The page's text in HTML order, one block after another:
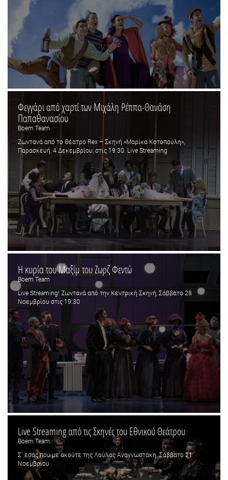
Φεγγάρι από χαρτί των Μιχάλη Ρέππα-Θανάση
Παπαθανασίου
Boem Team
Ζωντανά από το Θέατρο Rex – Σκηνή «Μαρίκα Κοτοπούλη»,
Παρασκευή, 4 Δεκεμβρίου, στις 19:30. Live Streaming
Η κυρία του Μαξίμ του Ζωρζ Φεντώ
Boem Team
Live Streaming! Ζωντανά από την Κεντρική Σκηνή, Σάββατο 28
Νοεμβρίου στις 19:30
Live Streaming από τις Σκηνές του Εθνικού Θεάτρου
Boem Team
Σ΄ εσάς που με ακούτε της Λούλας Αναγνωστάκη. Σάββατο 21
Νοεμβρίου